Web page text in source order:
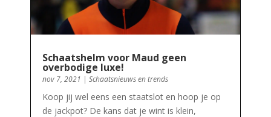
Schaatshelm voor Maud geen
overbodige luxe!
nov 7, 2021 | Schaatsnieuws en trends
Koop jij wel eens een staatslot en hoop je op
de jackpot? De kans dat je wint is klein,